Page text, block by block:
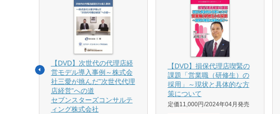
【DVD】次世代の代理店経
営モデル導入事例～株式会
社三愛が挑んだ”次世代代理
店経営”への道
セブンスターズコンサルテ
ィング株式会社
【DVD】損保代理店喫緊の
課題「営業職（研修生）の
採用」～現状と具体的な方
策について
定価11,000円 2024年04月発売